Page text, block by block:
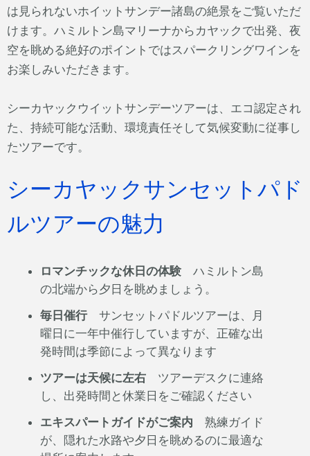
は見られないホイットサンデー諸島の絶景をご覧いただ
けます。ハミルトン島マリーナからカヤックで出発、夜
空を眺める絶好のポイントではスパークリングワインを
お楽しみいただきます。
シーカヤックウイットサンデーツアーは、エコ認定され
た、持続可能な活動、環境責任そして気候変動に従事し
たツアーです。
シーカヤックサンセットパド
ルツアーの魅力
ロマンチックな休日の体験 ハミルトン島
の北端から夕日を眺めましょう。
毎日催行 サンセットパドルツアーは、月
曜日に一年中催行していますが、正確な出
発時間は季節によって異なります
ツアーは天候に左右 ツアーデスクに連絡
し、出発時間と休業日をご確認ください
エキスパートガイドがご案内 熟練ガイド
が、隠れた水路や夕日を眺めるのに最適な